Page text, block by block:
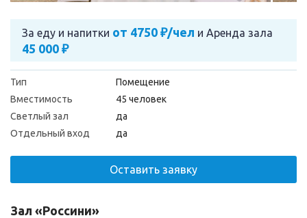
За еду и напитки от 4750 ₽/чел и Аренда зала
45 000 ₽
Тип
Помещение
Вместимость
45 человек
Светлый зал
да
Отдельный вход
да
Оставить заявку
Зал «Россини»